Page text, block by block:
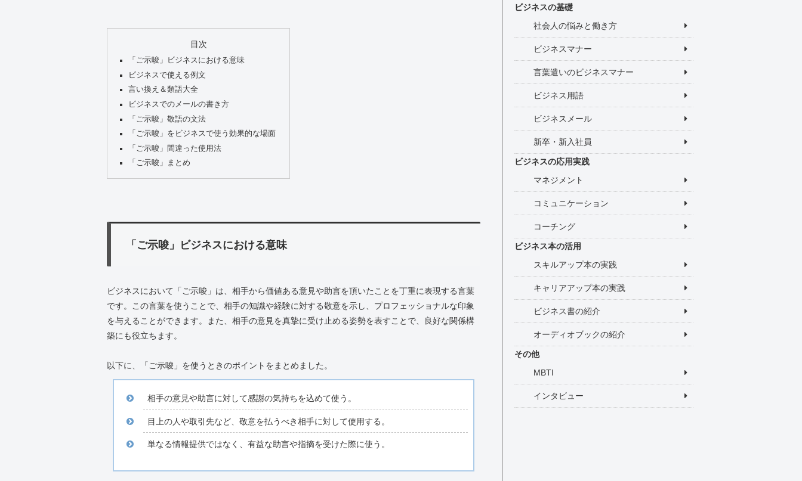
目次
「ご示唆」ビジネスにおける意味
ビジネスで使える例文
言い換え＆類語大全
ビジネスでのメールの書き方
「ご示唆」敬語の文法
「ご示唆」をビジネスで使う効果的な場面
「ご示唆」間違った使用法
「ご示唆」まとめ
「ご示唆」ビジネスにおける意味
ビジネスにおいて「ご示唆」は、相手から価値ある意見や助言を頂いたことを丁重に表現する言葉
です。この言葉を使うことで、相手の知識や経験に対する敬意を示し、プロフェッショナルな印象
を与えることができます。また、相手の意見を真摯に受け止める姿勢を表すことで、良好な関係構
築にも役立ちます。
以下に、「ご示唆」を使うときのポイントをまとめました。
相手の意見や助言に対して感謝の気持ちを込めて使う。
目上の人や取引先など、敬意を払うべき相手に対して使用する。
単なる情報提供ではなく、有益な助言や指摘を受けた際に使う。
ビジネスの基礎
社会人の悩みと働き方
ビジネスマナー
言葉遣いのビジネスマナー
ビジネス用語
ビジネスメール
新卒・新入社員
ビジネスの応用実践
マネジメント
コミュニケーション
コーチング
ビジネス本の活用
スキルアップ本の実践
キャリアアップ本の実践
ビジネス書の紹介
オーディオブックの紹介
その他
MBTI
インタビュー